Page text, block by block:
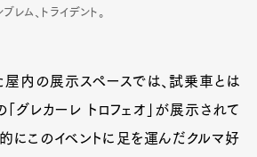
レム、トライデント。
内の展示スペースでは、試乗車とは
グレカーレ トロフェオ」が展示されて
的にこのイベントに足を運んだクルマ好